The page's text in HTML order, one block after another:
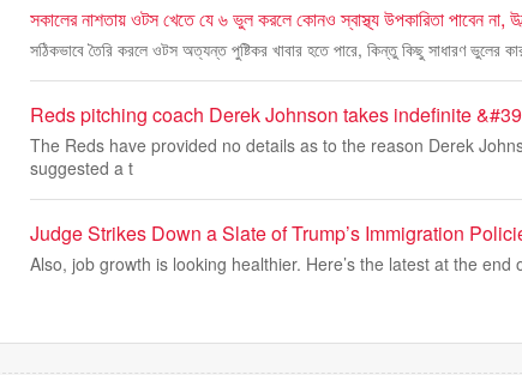
সকালের নাশতায় ওটস খেতে যে ৬ ভুল করলে কোনও স্বাস্থ্য উপকারিতা পাবেন না,
সঠিকভাবে তৈরি করলে ওটস অত্যন্ত পুষ্টিকর খাবার হতে পারে, কিন্তু কিছু সাধারণ ভুলের
Reds pitching coach Derek Johnson takes indefinite
The Reds have provided no details as to the reason Derek
suggested a t
Judge Strikes Down a Slate of Trump’s Immigration
Also, job growth is looking healthier. Here’s the latest at the end